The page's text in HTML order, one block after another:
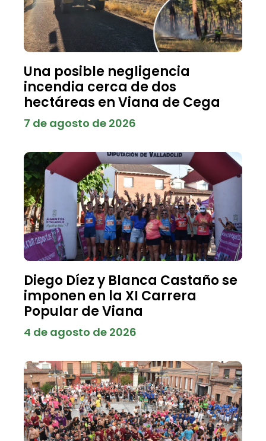
Una posible negligencia
incendia cerca de dos
hectáreas en Viana de Cega
7 de agosto de 2026
Diego Díez y Blanca Castaño se
imponen en la XI Carrera
Popular de Viana
4 de agosto de 2026